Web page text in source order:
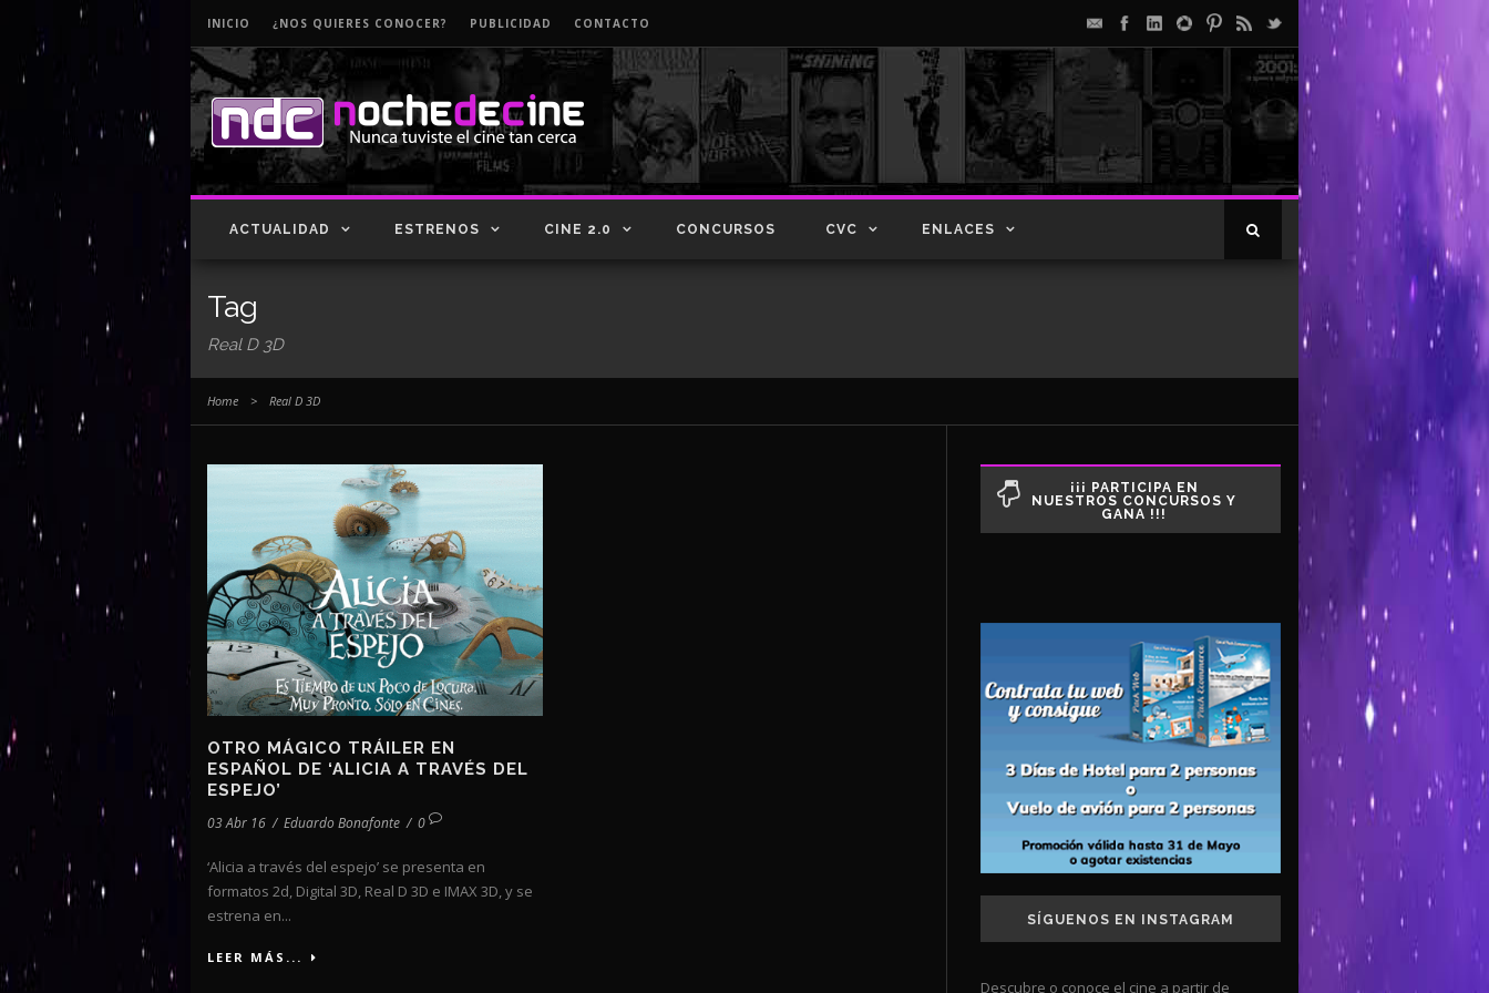
INICIO ¿NOS QUIERES CONOCER? PUBLICIDAD CONTACTO
ACTUALIDAD ESTRENOS CINE 2.0 CONCURSOS CVC ENLACES
Tag
Real D 3D
Home > Real D 3D
OTRO MÁGICO TRÁILER EN
ESPAÑOL DE ‘ALICIA A TRAVÉS DEL
ESPEJO’
03 Abr 16 / Eduardo Bonafonte / 0
‘Alicia a través del espejo’ se presenta en
formatos 2d, Digital 3D, Real D 3D e IMAX 3D, y se
estrena en...
LEER MÁS...
¡¡¡ PARTICIPA EN
NUESTROS CONCURSOS Y
GANA !!!
SÍGUENOS EN INSTAGRAM
Descubre o conoce el cine a partir de